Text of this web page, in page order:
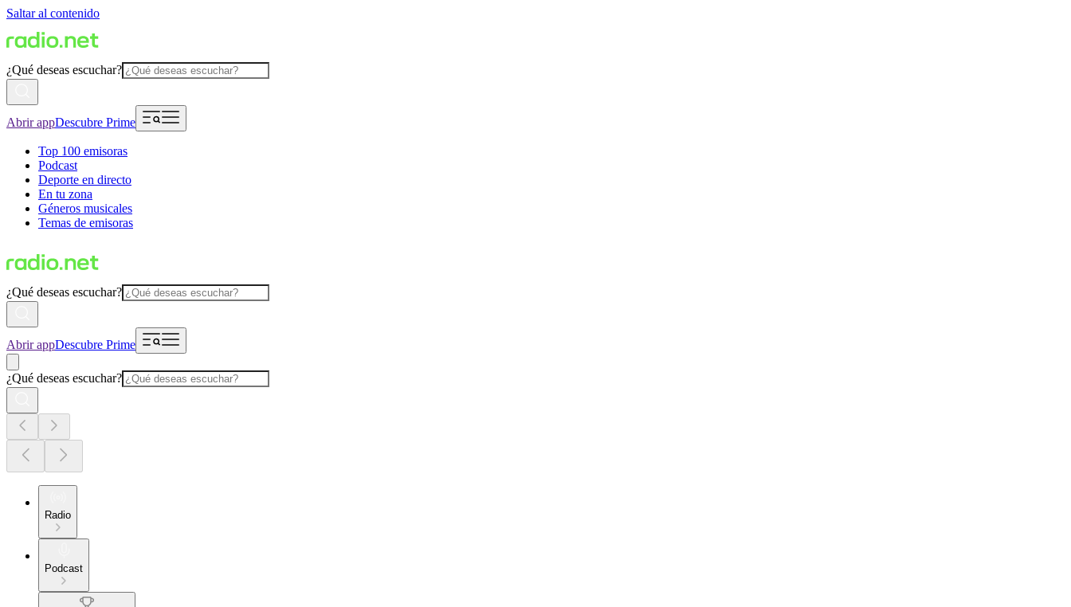
Saltar al contenido
¿Qué deseas escuchar?
Abrir appDescubre Prime
Top 100 emisoras
Podcast
Deporte en directo
En tu zona
Géneros musicales
Temas de emisoras
¿Qué deseas escuchar?
Abrir appDescubre Prime
¿Qué deseas escuchar?
Radio
Podcast